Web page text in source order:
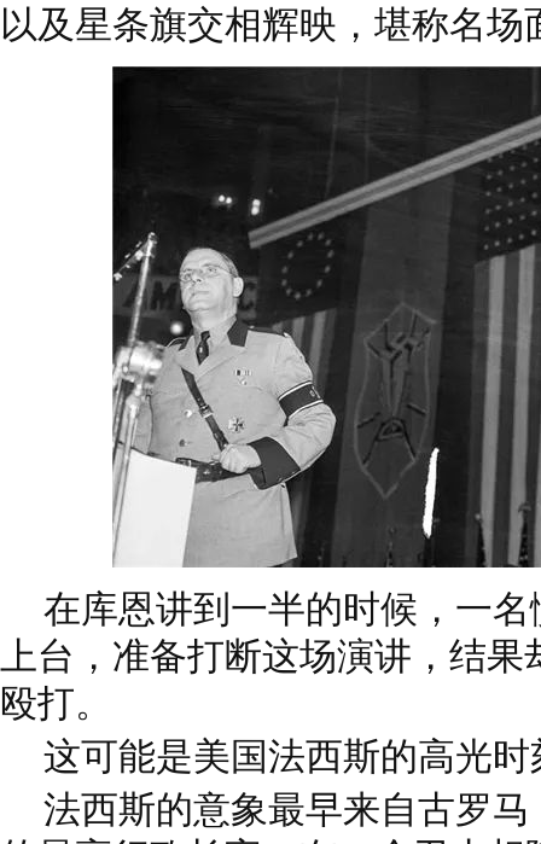
以及星条旗交相辉映，堪称名场
在库恩讲到一半的时候，一
上台，准备打断这场演讲，结果
殴打。
这可能是美国法西斯的高光时
法西斯的意象最早来自古罗